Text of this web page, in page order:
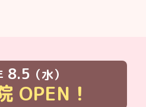
8.5 （水）
OPEN！